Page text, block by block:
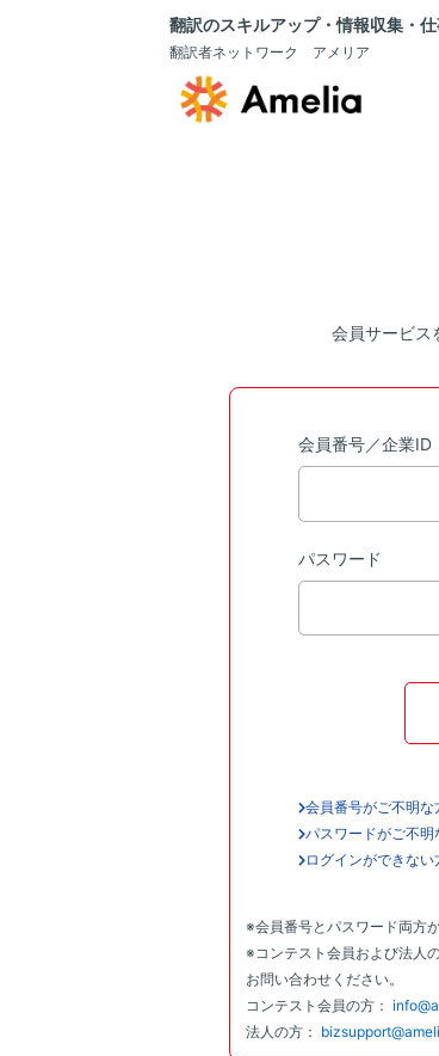
翻訳のスキルアップ・情報収集・
翻訳者ネットワーク アメリア
会員サービス
会員番号／企業ID
パスワード
会員番号がご不明な
パスワードがご不明
ログインができない
※会員番号とパスワード両方
※コンテスト会員および法人
お問い合わせください。
コンテスト会員の方：
法人の方：